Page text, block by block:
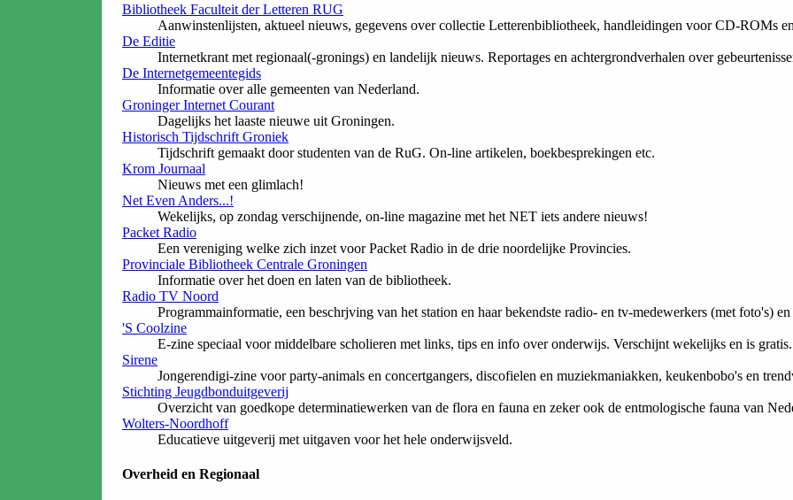
Bibliotheek Faculteit der Letteren RUG
Aanwinstenlijsten, aktueel nieuws, gegevens over collectie Letterenbibliotheek, handleidingen voor CD-ROMs
De Editie
Internetkrant met regionaal(-gronings) en landelijk nieuws. Reportages en achtergrondverhalen over
De Internetgemeentegids
Informatie over alle gemeenten van Nederland.
Groninger Internet Courant
Dagelijks het laaste nieuwe uit Groningen.
Historisch Tijdschrift Groniek
Tijdschrift gemaakt door studenten van de RuG. On-line artikelen, boekbesprekingen etc.
Krom Journaal
Nieuws met een glimlach!
Net Even Anders...!
Wekelijks, op zondag verschijnende, on-line magazine met het NET iets andere nieuws!
Packet Radio
Een vereniging welke zich inzet voor Packet Radio in de drie noordelijke Provincies.
Provinciale Bibliotheek Centrale Groningen
Informatie over het doen en laten van de bibliotheek.
Radio TV Noord
Programmainformatie, een beschrjving van het station en haar bekendste radio- en tv-medewerkers (met foto's)
'S Coolzine
E-zine speciaal voor middelbare scholieren met links, tips en info over onderwijs. Verschijnt wekelijks en is gratis.
Sirene
Jongerendigi-zine voor party-animals en concertgangers, discofielen en muziekmaniakken, keukenbobo's en
Stichting Jeugdbonduitgeverij
Overzicht van goedkope determinatiewerken van de flora en fauna en zeker ook de entmologische fauna van
Wolters-Noordhoff
Educatieve uitgeverij met uitgaven voor het hele onderwijsveld.
Overheid en Regionaal